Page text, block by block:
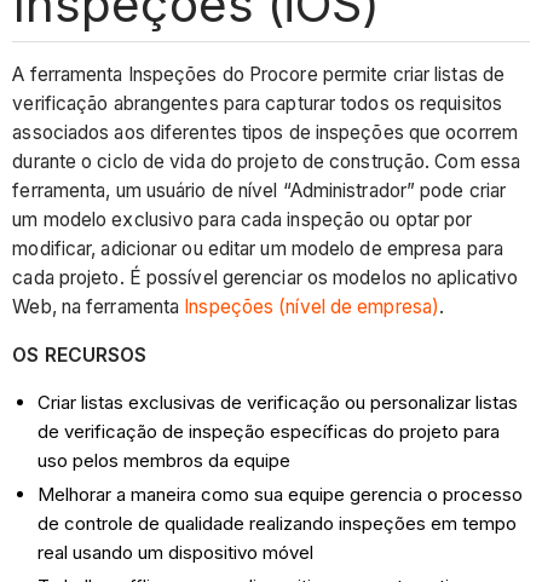
A ferramenta Inspeções do Procore permite criar listas de
verificação abrangentes para capturar todos os requisitos
associados aos diferentes tipos de inspeções que ocorrem
durante o ciclo de vida do projeto de construção. Com essa
ferramenta, um usuário de nível “Administrador” pode criar
um modelo exclusivo para cada inspeção ou optar por
modificar, adicionar ou editar um modelo de empresa para
cada projeto. É possível gerenciar os modelos no aplicativo
Web, na ferramenta Inspeções (nível de empresa).
OS RECURSOS
Criar listas exclusivas de verificação ou personalizar listas
de verificação de inspeção específicas do projeto para
uso pelos membros da equipe
Melhorar a maneira como sua equipe gerencia o processo
de controle de qualidade realizando inspeções em tempo
real usando um dispositivo móvel